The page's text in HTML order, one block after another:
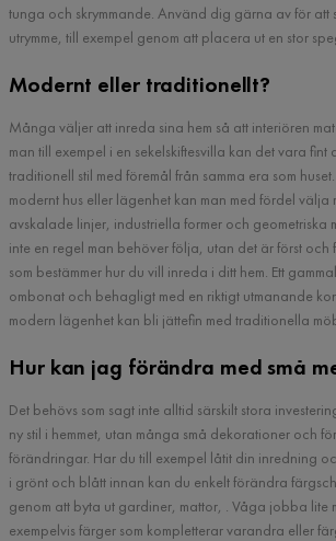
tunga och skrymmande. Använd dig gärna av för att
utrymme, till exempel genom att placera ut en stor
Modernt eller traditionellt?
Många väljer att inreda sina hem så att interiören
man till exempel i en sekelskiftesvilla kan det vara
traditionell stil med föremål från samma era som
modernt hus eller lägenhet kan man med fördel välja
avskalade linjer, industriella former och geometriska
inte en regel man behöver följa, utan det är först och
som bestämmer hur du vill inreda i ditt hem. Ett
ombonat och behagligt med en riktigt utmanande
modern lägenhet kan bli jättefin med traditionella
Hur kan jag förändra med små
Det behövs som sagt inte alltid särskilt stora
ny stil i hemmet, utan många små dekorationer och
förändringar. Har du till exempel låtit din inredning
i grönt och blått innan kan du enkelt förändra
genom att byta ut gardiner, mattor, . Våga jobba lite
exempelvis färger som kompletterar varandra eller